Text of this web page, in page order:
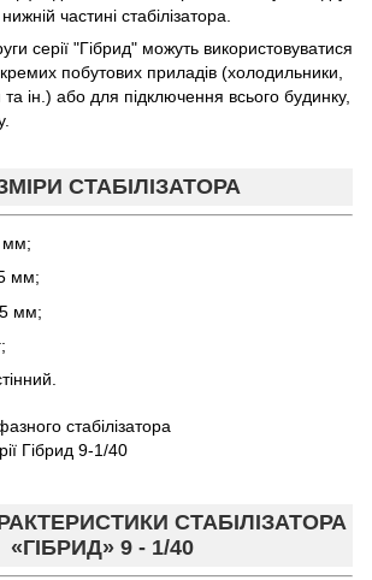
частині стабілізатора.
серії "Гібрид" можуть використовуватися
побутових приладів (холодильники,
ін.) або для підключення всього будинку,
СТАБІЛІЗАТОРА
мм;
мм;
мм;
СТАБІЛІЗАТОРА
«ГІБРИД» 9 - 1/40